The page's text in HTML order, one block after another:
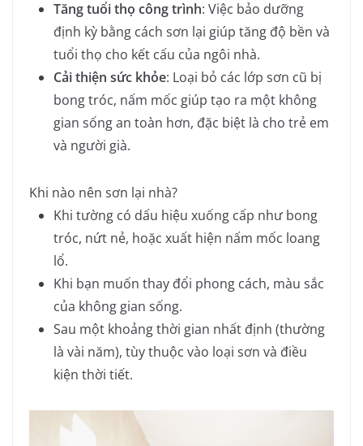
Tăng tuổi thọ công trình: Việc bảo dưỡng
định kỳ bằng cách sơn lại giúp tăng độ bền và
tuổi thọ cho kết cấu của ngôi nhà.
Cải thiện sức khỏe: Loại bỏ các lớp sơn cũ bị
bong tróc, nấm mốc giúp tạo ra một không
gian sống an toàn hơn, đặc biệt là cho trẻ em
và người già.
Khi nào nên sơn lại nhà?
Khi tường có dấu hiệu xuống cấp như bong
tróc, nứt nẻ, hoặc xuất hiện nấm mốc loang
lổ.
Khi bạn muốn thay đổi phong cách, màu sắc
của không gian sống.
Sau một khoảng thời gian nhất định (thường
là vài năm), tùy thuộc vào loại sơn và điều
kiện thời tiết.